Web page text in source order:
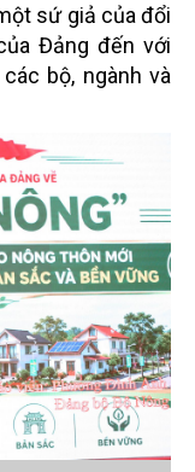
sứ giả của đổi
Đảng đến với
bộ, ngành và